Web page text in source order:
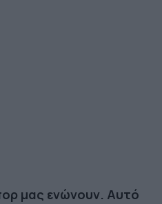
μας ενώνουν. Αυτό